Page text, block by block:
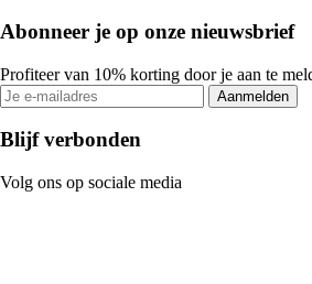
Abonneer je op onze nieuwsbrief
Profiteer van 10% korting door je aan te
Aanmelden
Blijf verbonden
Volg ons op sociale media